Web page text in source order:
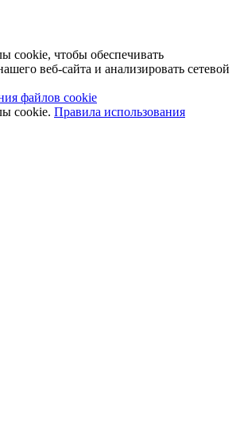
cookie, чтобы обеспечивать
веб-сайта и анализировать сетевой
файлов cookie
cookie. Правила использования